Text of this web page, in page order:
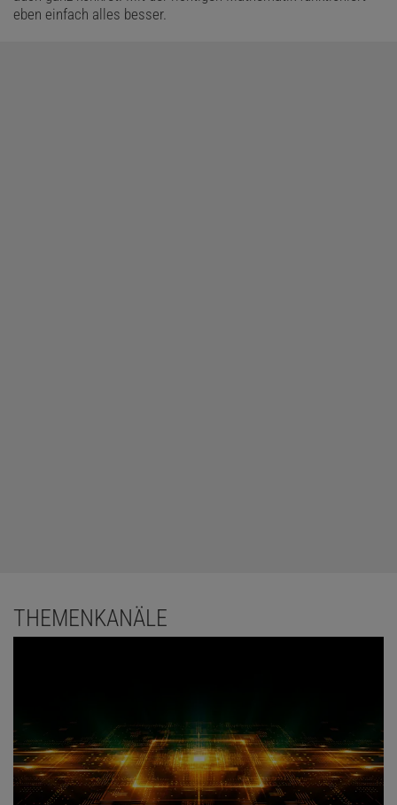
eben einfach alles besser.
THEMENKANÄLE